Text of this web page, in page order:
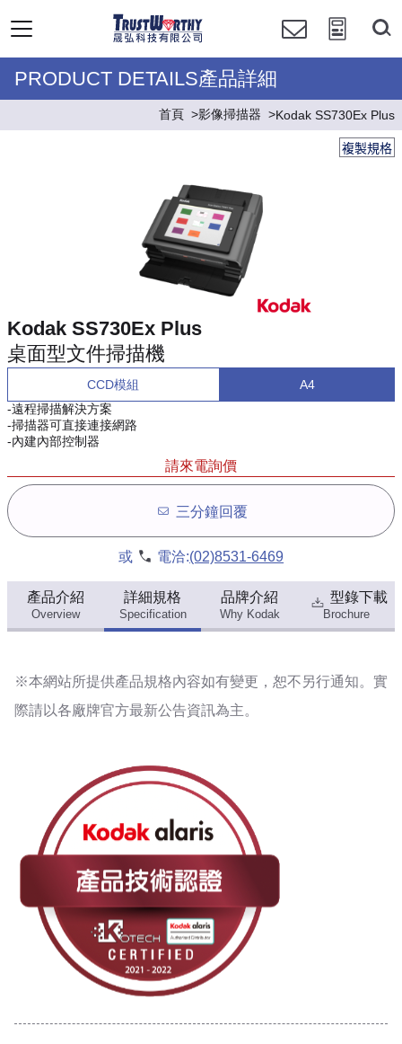
PRODUCT DETAILS產品詳細
首頁 影像掃描器 Kodak SS730Ex Plus
複製規格
Kodak SS730Ex Plus
桌面型文件掃描機
CCD模組
A4
-遠程掃描解決方案
-掃描器可直接連接網路
-內建內部控制器
請來電詢價
三分鐘回覆
或 電洽:(02)8531-6469
產品介紹
Overview
詳細規格
Specification
品牌介紹
Why Kodak
型錄下載
Brochure
※本網站所提供產品規格內容如有變更，恕不另行通知。實
際請以各廠牌官方最新公告資訊為主。